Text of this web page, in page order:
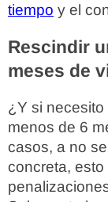
tiempo y el
Rescindir
meses de
¿Y si
menos de 6
casos, a no
concreta,